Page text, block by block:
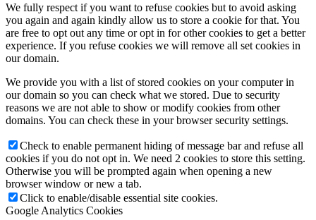
We fully respect if you want to refuse cookies but to avoid asking
you again and again kindly allow us to store a cookie for that. You
are free to opt out any time or opt in for other cookies to get a better
experience. If you refuse cookies we will remove all set cookies in
our domain.
We provide you with a list of stored cookies on your computer in
our domain so you can check what we stored. Due to security
reasons we are not able to show or modify cookies from other
domains. You can check these in your browser security settings.
Check to enable permanent hiding of message bar and refuse all
cookies if you do not opt in. We need 2 cookies to store this setting.
Otherwise you will be prompted again when opening a new
browser window or new a tab.
Click to enable/disable essential site cookies.
Google Analytics Cookies